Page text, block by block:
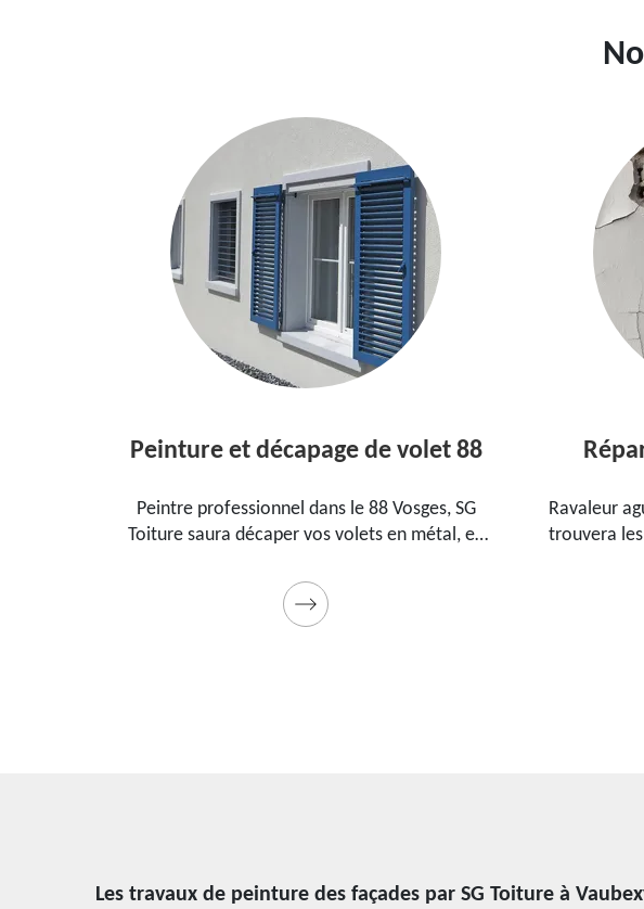
Peinture et décapage de volet 88
Peintre professionnel dans le 88 Vosges, SG
Toiture saura décaper vos volets en métal, en
Utilise des produits et des peintures de qualité.
Devis détaillé offert
Ravaleur
trouvera
qualité et
Les travaux de peinture des façades par SG Toiture à